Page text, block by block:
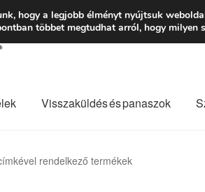
2618 Ft-tól
Visszaküldés és panaszok
rendelkező termékek
hogy a legjobb élményt nyújtsuk
többet megtudhat arról, hogy